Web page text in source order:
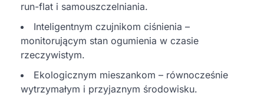
run-flat i samouszczelniania.
Inteligentnym czujnikom ciśnienia –
monitorującym stan ogumienia w czasie
rzeczywistym.
Ekologicznym mieszankom – równocześnie
wytrzymałym i przyjaznym środowisku.